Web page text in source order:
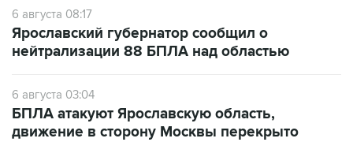
6 августа 08:17
Ярославский губернатор сообщил о
нейтрализации 88 БПЛА над областью
6 августа 03:04
БПЛА атакуют Ярославскую область,
движение в сторону Москвы перекрыто